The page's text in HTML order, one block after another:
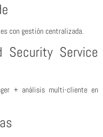
con gestión centralizada.
Security Service
+ análisis multi-cliente en